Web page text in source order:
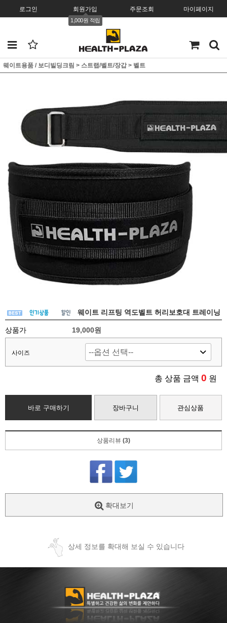
로그인 회원가입
1,000원 적립
주문조회 마이페이지
웨이트용품 / 보디빌딩크림 > 스트랩/벨트/장갑 > 벨트
웨이트 리프팅 역도벨트 허리보호대 트레이닝
상품가 19,000원
사이즈
총 상품 금액 0 원
바로 구매하기 장바구니 관심상품
상품리뷰 (3)
확대보기
상세 정보를 확대해 보실 수 있습니다